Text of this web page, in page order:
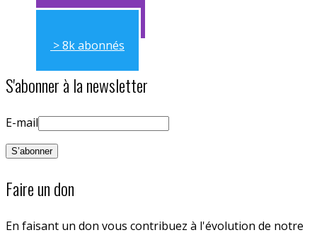
> 11k abonnés
> 8k abonnés
S'abonner à la newsletter
E-mail
Faire un don
En faisant un don vous contribuez à l'évolution de notre